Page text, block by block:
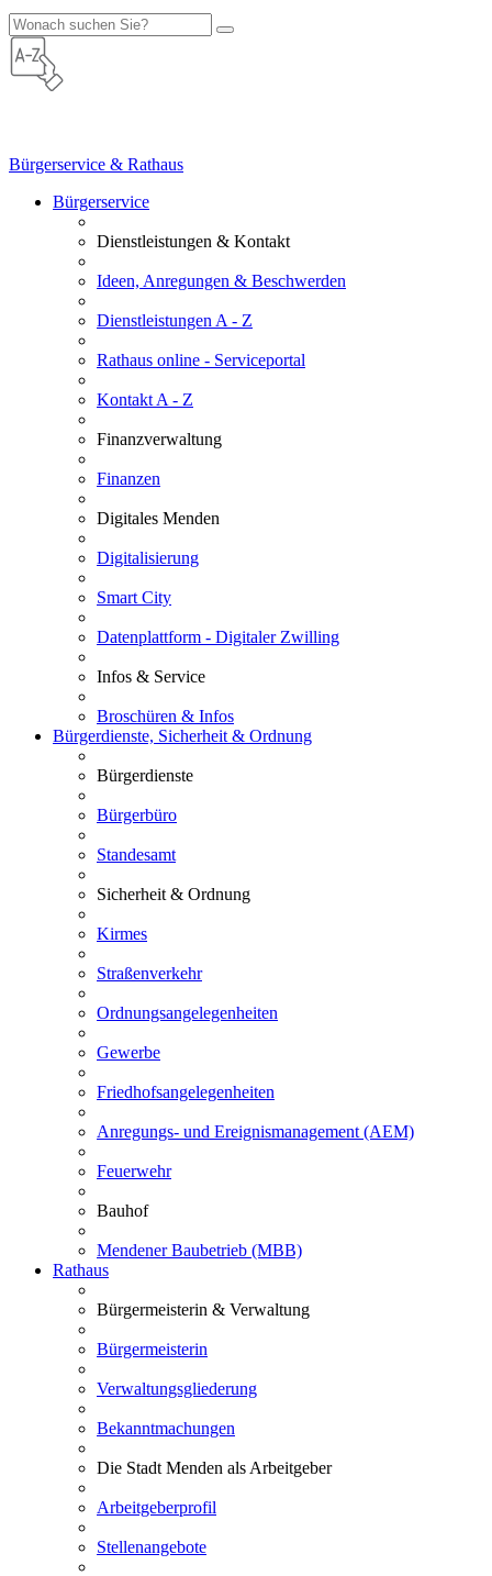
Bürgerservice & Rathaus
Bürgerservice
Dienstleistungen & Kontakt
Ideen, Anregungen & Beschwerden
Dienstleistungen A - Z
Rathaus online - Serviceportal
Kontakt A - Z
Finanzverwaltung
Finanzen
Digitales Menden
Digitalisierung
Smart City
Datenplattform - Digitaler Zwilling
Infos & Service
Broschüren & Infos
Bürgerdienste, Sicherheit & Ordnung
Bürgerdienste
Bürgerbüro
Standesamt
Sicherheit & Ordnung
Kirmes
Straßenverkehr
Ordnungsangelegenheiten
Gewerbe
Friedhofsangelegenheiten
Anregungs- und Ereignismanagement (AEM)
Feuerwehr
Bauhof
Mendener Baubetrieb (MBB)
Rathaus
Bürgermeisterin & Verwaltung
Bürgermeisterin
Verwaltungsgliederung
Bekanntmachungen
Die Stadt Menden als Arbeitgeber
Arbeitgeberprofil
Stellenangebote